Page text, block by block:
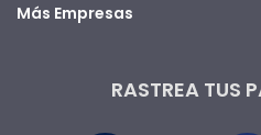
Más Empresas
RASTREA TUS